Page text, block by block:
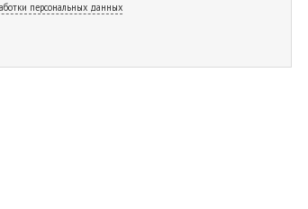
персональных данных